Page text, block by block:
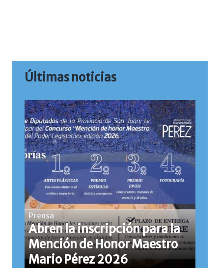
Últimas noticias
Prensa
Abren la inscripción para la
Mención de Honor Maestro
Mario Pérez 2026